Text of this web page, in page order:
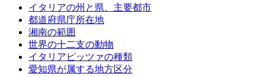
イタリアの州と県、主要都市
都道府県庁所在地
湘南の範囲
世界の十二支の動物
イタリアピッツァの種類
愛知県が属する地方区分